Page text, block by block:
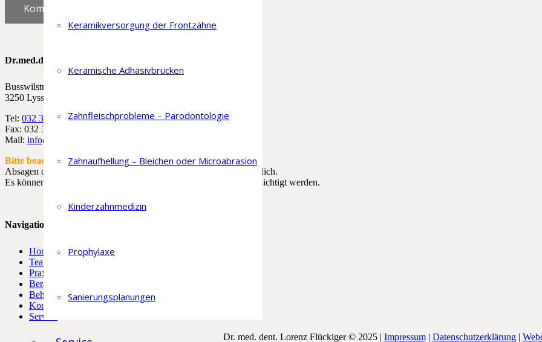
Keramikversorgung der Frontzähne
Keramische Adhäsivbrücken
Zahnfleischprobleme – Parodontologie
Zahnaufhellung – Bleichen oder Microabrasion
Kinderzahnmedizin
Prophylaxe
Sanierungsplanungen
Kommentar abschicken
Dr.med.dent. Lorenz Flückiger
Busswilstrasse 22
3250 Lyss
Tel: 032 385 17 17
Fax: 032 385 17 16
Mail: info@lorenzflueckiger.ch
Bitte beachten:
Absagen oder verschieben von Terminen sind
per Email möglich.
Es können
Absagen oder Verschiebungen berücksichtigt werden.
Navigation
Home
Team
Praxis
Beratung
Behandlungen
Kontakt
Service
Dr. med. dent. Lorenz Flückiger © 2025 | Impressum| Datenschutzerklärung|